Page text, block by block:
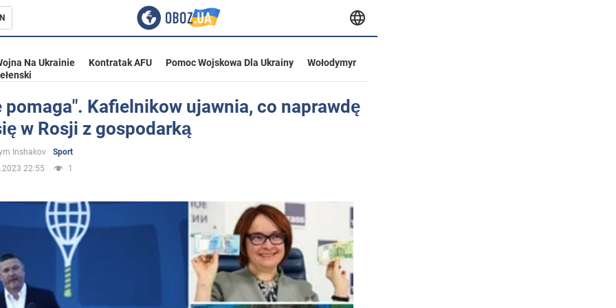
Ukrainie
Na Ukrainie Kontratak AFU Pomoc Wojskowa Dla Ukrainy
Wołodymyr
pomaga". Kafielnikow ujawnia, co naprawdę
w Rosji z gospodarką
Inshakov
Sport
22:55
1